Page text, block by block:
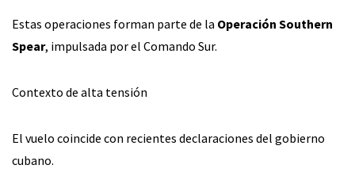
Estas operaciones forman parte de la Operación Southern
Spear, impulsada por el Comando Sur.
Contexto de alta tensión
El vuelo coincide con recientes declaraciones del gobierno
cubano.